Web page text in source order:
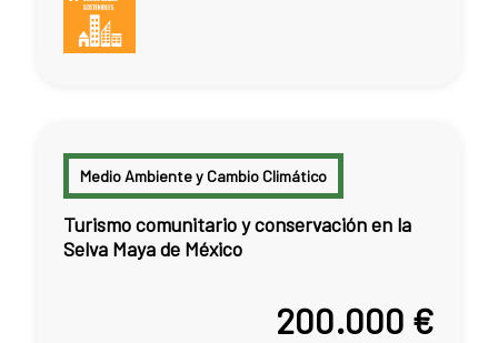
Medio Ambiente y Cambio Climático
Turismo comunitario y conservación en la
Selva Maya de México
200.000 €